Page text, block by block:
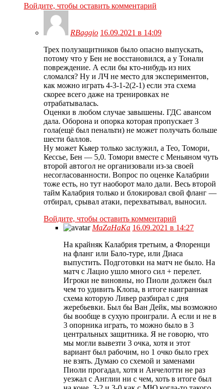
Войдите, чтобы оставить комментарий
RBaggio 16.09.2021 в 14:09
Трех полузащитников было опасно выпускать,
потому что у Бен не восстановился, а у Тонали
повреждение. А если бы кто-нибудь из них
сломался? Ну и ЛЧ не место для экспериментов,
как можно играть 4-3-1-2(2-1) если эта схема
скорее всего даже на тренировках не
отрабатывалась.
Оценки в любом случае завышены. ГДС авансом
дала. Оборона и опорка которая пропускает 3
гола(ещё был пенальти) не может получать больше
шести баллов.
Ну может Кьяер только заслужил, а Тео, Томори,
Кессье, Бен — 5,0. Томори вместе с Меньяном чуть
второй автогол не организовали из-за своей
несогласованности. Вопрос по оценке Калабрии
тоже есть, но тут наоборот мало дали. Весь второй
тайм Калабрия только и блокировал свой фланг —
отбирал, срывал атаки, перехватывал, выносил.
Войдите, чтобы оставить комментарий
MaZaHaKa 16.09.2021 в 14:27
На крайняк Калабрия третьим, а Флоренци
на фланг или Бало-туре, или Диаса
выпустить. Подготовки на матч не было. На
матч с Лацио ушло много сил + перелет.
Игроки не виновны, но Пиоли должен был
чем то удивить Клопа, в итоге наигранная
схема которую Ливер разбирал с дня
жеребьевки. Был бы Ван Дейк, мы возможно
бы вообще в сухую проиграли. А если и не в
3 опорника играть, то можно было в 3
центральных защитника. Я не говорю, что
мы могли вывезти 3 очка, хотя и этот
вариант был рабочим, но 1 очко было грех
не взять. Думаю со схемой и заменами
Пиоли прогадал, хотя и Анчелотти не раз
уезжал с Англии ни с чем, хоть в итоге был